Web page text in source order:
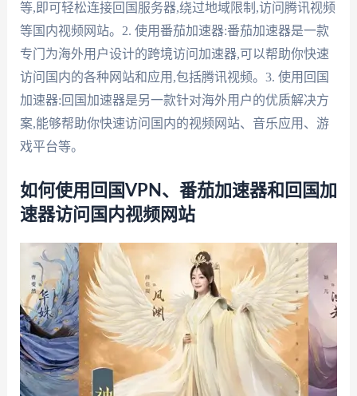
等,即可轻松连接回国服务器,绕过地域限制,访问腾讯视频
等国内视频网站。2. 使用番茄加速器:番茄加速器是一款
专门为海外用户设计的跨境访问加速器,可以帮助你快速
访问国内的各种网站和应用,包括腾讯视频。3. 使用回国
加速器:回国加速器是另一款针对海外用户的优质解决方
案,能够帮助你快速访问国内的视频网站、音乐应用、游
戏平台等。
如何使用回国VPN、番茄加速器和回国加
速器访问国内视频网站